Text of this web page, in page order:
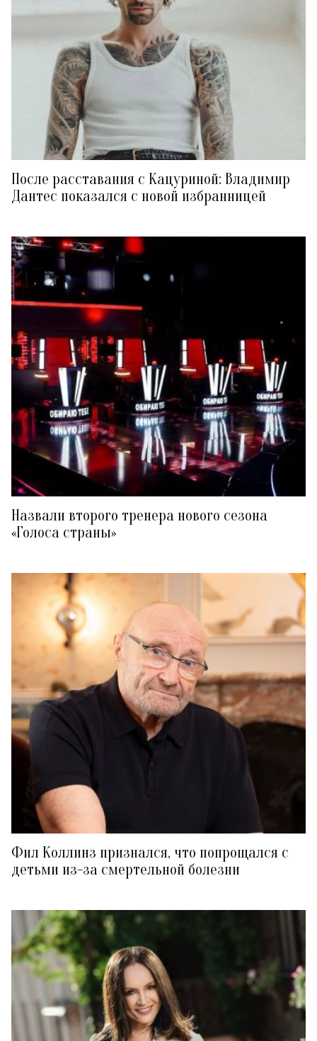
После расставания с Кацуриной: Владимир
Дантес показался с новой избранницей
Назвали второго тренера нового сезона
«Голоса страны»
Фил Коллинз признался, что попрощался с
детьми из-за смертельной болезни